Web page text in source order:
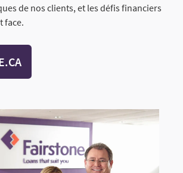
de nos clients, et les défis financiers
face.